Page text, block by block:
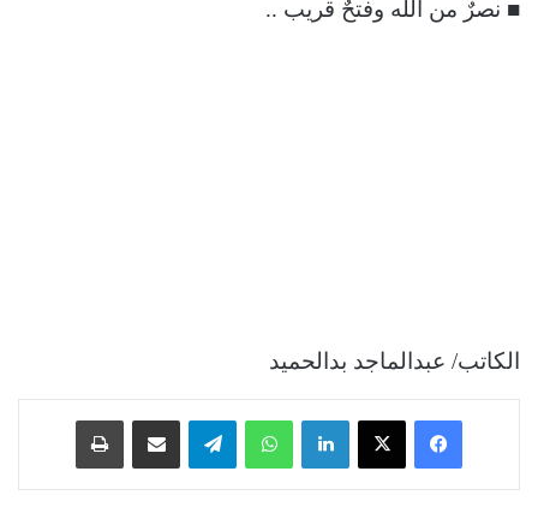
■ نصرٌ من الله وفتحٌ قريب ..
الكاتب/ عبدالماجد بدالحميد
فيسبوك ‫X لينكدإن واتساب تيلقرام